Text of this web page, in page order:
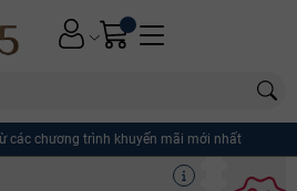
các chương trình khuyến mãi mới nhất